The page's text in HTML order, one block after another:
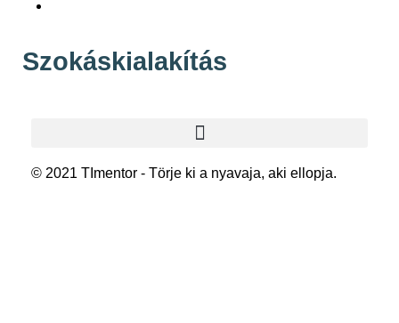
Szokáskialakítás
© 2021 TImentor - Törje ki a nyavaja, aki ellopja.